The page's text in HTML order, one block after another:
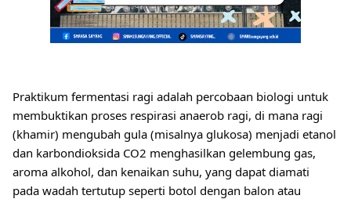
Praktikum fermentasi ragi adalah percobaan biologi untuk
membuktikan proses respirasi anaerob ragi, di mana ragi
(khamir) mengubah gula (misalnya glukosa) menjadi etanol
dan karbondioksida CO2 menghasilkan gelembung gas,
aroma alkohol, dan kenaikan suhu, yang dapat diamati
pada wadah tertutup seperti botol dengan balon atau